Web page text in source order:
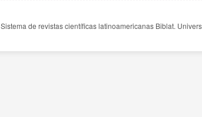
Sistema de revistas científicas latinoamericanas Biblat.